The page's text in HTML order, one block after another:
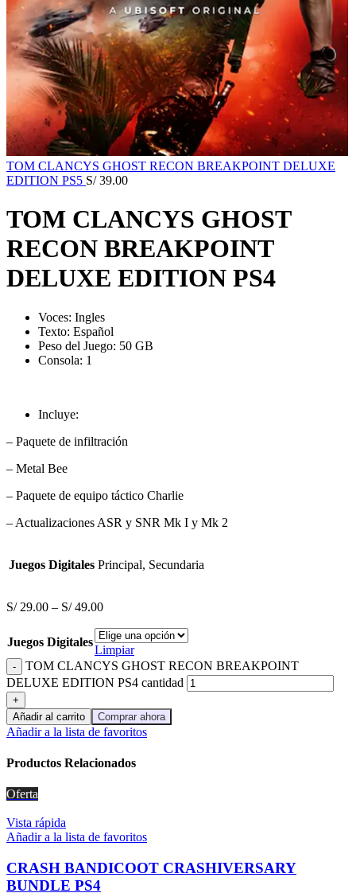
TOM CLANCYS GHOST RECON BREAKPOINT DELUXE
EDITION PS5 S/39.00
TOM CLANCYS GHOST
RECON BREAKPOINT
DELUXE EDITION PS4
Voces: Ingles
Texto: Español
Peso del Juego: 50 GB
Consola: 1
Incluye:
– Paquete de infiltración
– Metal Bee
– Paquete de equipo táctico Charlie
– Actualizaciones ASR y SNR Mk I y Mk 2
Juegos Digitales Principal, Secundaria
S/29.00 – S/49.00
Juegos Digitales
Limpiar
TOM CLANCYS GHOST RECON BREAKPOINT
DELUXE EDITION PS4 cantidad
Añadir al carrito Comprar ahora
Añadir a la lista de favoritos
Productos Relacionados
Oferta
Vista rápida
Añadir a la lista de favoritos
CRASH BANDICOOT CRASHIVERSARY
BUNDLE PS4